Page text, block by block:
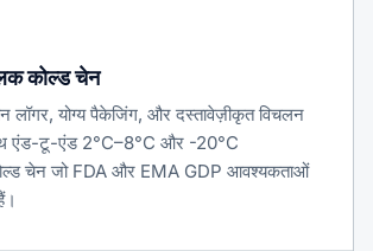
कोल्ड चेन
लॉगर, योग्य पैकेजिंग, और दस्तावेज़ीकृत विचलन
एंड-टू-एंड 2°C–8°C और -20°C
चेन जो FDA और EMA GDP आवश्यकताओं